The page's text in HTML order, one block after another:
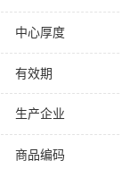
中心厚度
有效期
生产企业
商品编码